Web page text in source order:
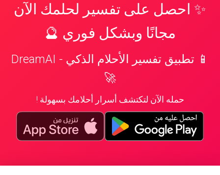
ل✨ احصل على تفسير لحلمك الآن
مجانًا وبشكل فوري 🔮
📱 تطبيق تفسير الأحلام الذكي - DreamAI
🚀
حمله الآن لتكتشف أسرار أحلامك بسهولة !